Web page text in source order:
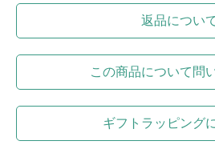
返品につい
この商品について問
ギフトラッピング